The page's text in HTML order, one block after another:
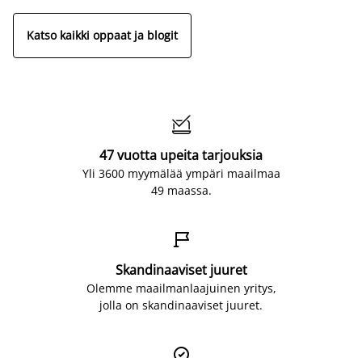
Katso kaikki oppaat ja blogit

47 vuotta upeita tarjouksia
Yli 3600 myymälää ympäri maailmaa
49 maassa.

Skandinaaviset juuret
Olemme maailmanlaajuinen yritys,
jolla on skandinaaviset juuret.
